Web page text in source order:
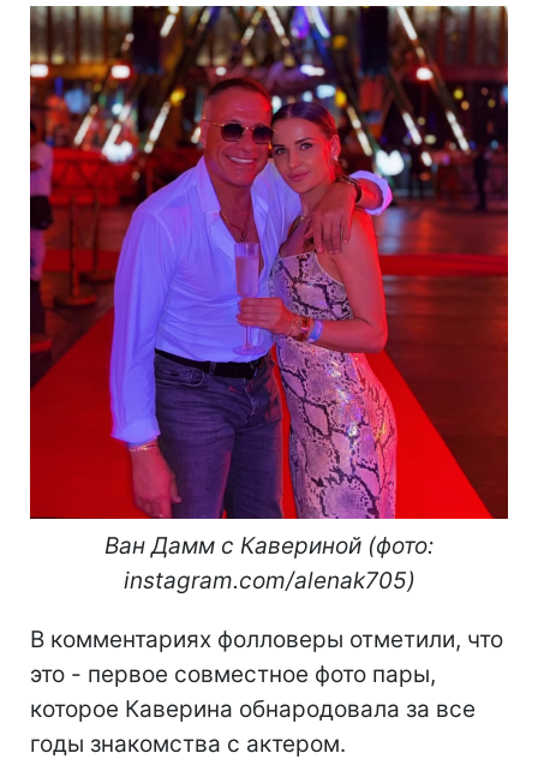
Ван Дамм с Кавериной (фото:
instagram.com/alenak705)
В комментариях фолловеры отметили, что
это - первое совместное фото пары,
которое Каверина обнародовала за все
годы знакомства с актером.